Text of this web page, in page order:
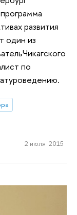
развития
один из
по
2 июля 2015